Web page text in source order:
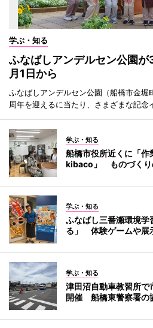
学ぶ・知る
ふなばしアンデルセン公園
月1日から
ふなばしアンデルセン公園（船橋市金
周年を迎えるに当たり、さまざまな記念
学ぶ・知る
船橋市役所近くに「作
kibaco」 ものづくり
学ぶ・知る
ふなばし三番瀬環境学
る」 体験ゲームや展
学ぶ・知る
津田沼自動車教習所で
開催 船橋東警察署の